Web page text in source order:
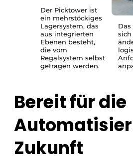
Der Picktower ist
ein mehrstöckiges
Lagersystem, das
aus integrierten
Ebenen besteht,
die vom
Regalsystem selbst
getragen werden.
Das
sich
Bereit für die
Zukunft